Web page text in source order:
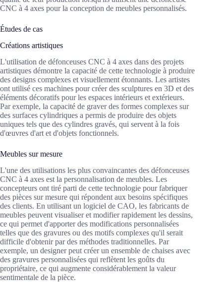
CNC à 4 axes pour la conception de meubles personnalisés.
Études de cas
Créations artistiques
L'utilisation de défonceuses CNC à 4 axes dans des projets
artistiques démontre la capacité de cette technologie à produire
des designs complexes et visuellement étonnants. Les artistes
ont utilisé ces machines pour créer des sculptures en 3D et des
éléments décoratifs pour les espaces intérieurs et extérieurs.
Par exemple, la capacité de graver des formes complexes sur
des surfaces cylindriques a permis de produire des objets
uniques tels que des cylindres gravés, qui servent à la fois
d'œuvres d'art et d'objets fonctionnels.
Meubles sur mesure
L'une des utilisations les plus convaincantes des défonceuses
CNC à 4 axes est la personnalisation de meubles. Les
concepteurs ont tiré parti de cette technologie pour fabriquer
des pièces sur mesure qui répondent aux besoins spécifiques
des clients. En utilisant un logiciel de CAO, les fabricants de
meubles peuvent visualiser et modifier rapidement les dessins,
ce qui permet d'apporter des modifications personnalisées
telles que des gravures ou des motifs complexes qu'il serait
difficile d'obtenir par des méthodes traditionnelles. Par
exemple, un designer peut créer un ensemble de chaises avec
des gravures personnalisées qui reflètent les goûts du
propriétaire, ce qui augmente considérablement la valeur
sentimentale de la pièce.